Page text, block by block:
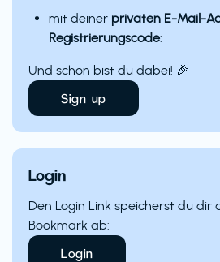
mit deiner privaten E-Mail-
Registrierungscode:
Und schon bist du dabei! 🎉
Sign up
Login
Den Login Link speicherst du dir
Bookmark ab:
Login